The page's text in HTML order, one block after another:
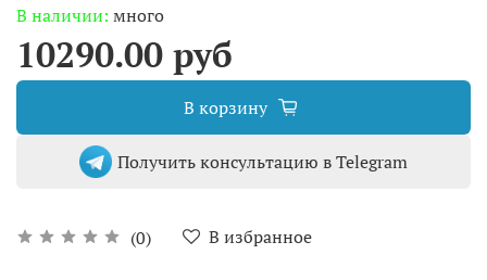
(0) В избранное
В наличии: много
10290.00 руб
В корзину
Получить консультацию в Telegram